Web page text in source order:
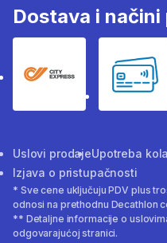
Dostava i načini
City Express
Uslovi prodajeUpotreba
Izjava o pristupačnosti
* Sve cene uključuju PDV plus
odnosi na prethodnu Decathlon
** Detaljne informacije o
odgovarajućoj stranici.